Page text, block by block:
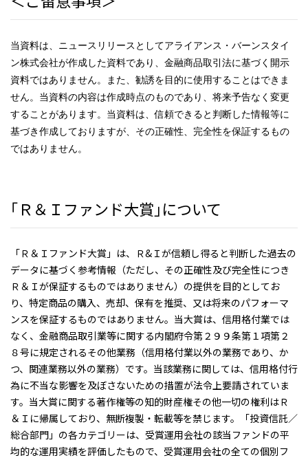
当資料は、ニュースリリースとしてアライアンス・バーンスタイ
ン株式会社が作成した資料であり、金融商品取引法に基づく開示
資料ではありません。また、勧誘を目的に使用することはできま
せん。当資料の内容は作成時点のものであり、将来予告なく変更
することがあります。当資料は、信頼できると判断した情報等に
基づき作成しておりますが、その正確性、完全性を保証するもの
ではありません。
｢Ｒ＆Ｉファンド大賞｣について
「Ｒ＆Ｉファンド大賞」は、Ｒ&Ｉが信頼し得ると判断した過去の
データに基づく参考情報（ただし、その正確性及び完全性につき
Ｒ＆Ｉが保証するものではありません）の提供を目的としてお
り、特定商品の購入、売却、保有を推奨、又は将来のパフォーマ
ンスを保証するものではありません。当大賞は、信用格付業では
なく、金融商品取引業等に関する内閣府令第２９９条第１項第２
８号に規定されるその他業務（信用格付業以外の業務であり、か
つ、関連業務以外の業務）です。当該業務に関しては、信用格付行
為に不当な影響を及ぼさないための措置が法令上要請されていま
す。当大賞に関する著作権等の知的財産権その他一切の権利はＲ
＆Ｉに帰属しており、無断複製・転載等を禁じます。「投資信託／
総合部門」の各カテゴリーは、受賞運用会社の該当ファンドの平
均的な運用実績を評価したもので、受賞運用会社の全ての個別フ